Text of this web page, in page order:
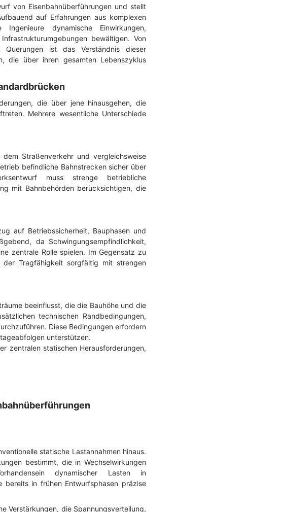
von Eisenbahnüberführungen und stellt
auf Erfahrungen aus komplexen
dynamische Einwirkungen,
bewältigen. Von
ist das Verständnis dieser
die über ihren gesamten Lebenszyklus
die über jene hinausgehen, die
Mehrere wesentliche Unterschiede
Straßenverkehr und vergleichsweise
befindliche Bahnstrecken sicher über
muss strenge betriebliche
mit Bahnbehörden berücksichtigen, die
auf Betriebssicherheit, Bauphasen und
da Schwingungsempfindlichkeit,
zentrale Rolle spielen. Im Gegensatz zu
der Tragfähigkeit sorgfältig mit strengen
beeinflusst, die die Bauhöhe und die
technischen Randbedingungen,
Diese Bedingungen erfordern
unterstützen.
zentralen statischen Herausforderungen,
statische Lastannahmen hinaus.
bestimmt, die in Wechselwirkungen
dynamischer Lasten in
bereits in frühen Entwurfsphasen präzise
Verstärkungen, die Spannungsverteilung,